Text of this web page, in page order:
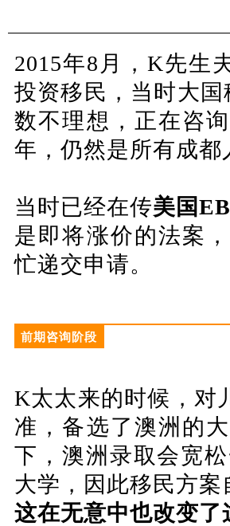
2015年8月，K先生
投资移民，当时大
数不理想，正在咨
年，仍然是所有成都
当时已经在传美国
是即将涨价的法案
忙递交申请。
前期咨询阶段
K太太来的时候，对
准，备选了澳洲的大
下，澳洲录取会宽
大学，因此移民方
这在无意中也改变